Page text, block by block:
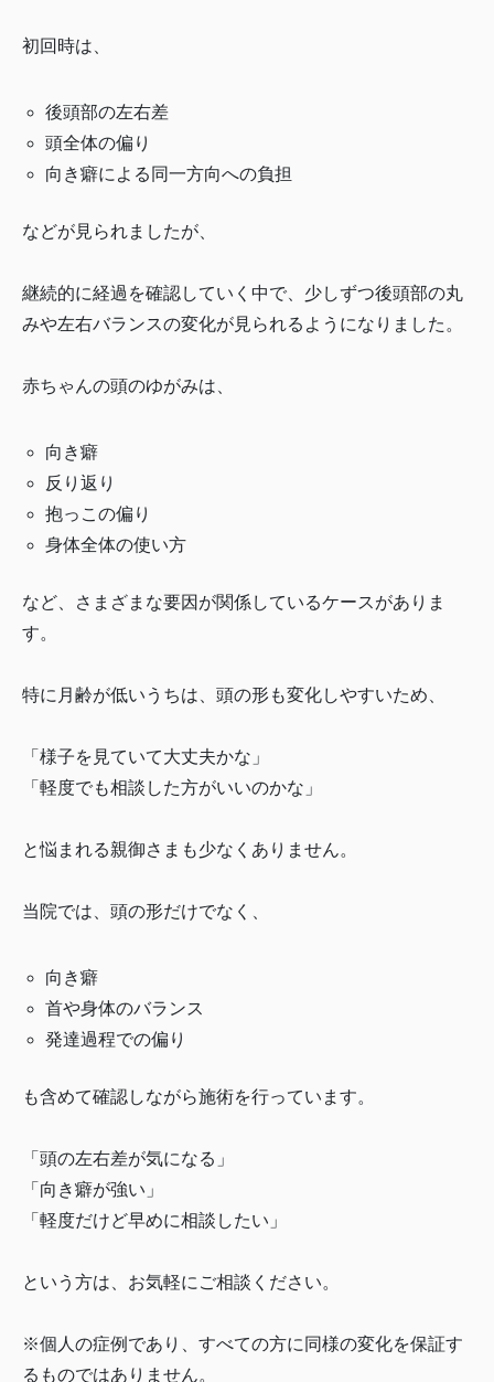
初回時は、
後頭部の左右差
頭全体の偏り
向き癖による同一方向への負担
などが見られましたが、
継続的に経過を確認していく中で、少しずつ後頭部の丸
みや左右バランスの変化が見られるようになりました。
赤ちゃんの頭のゆがみは、
向き癖
反り返り
抱っこの偏り
身体全体の使い方
など、さまざまな要因が関係しているケースがありま
す。
特に月齢が低いうちは、頭の形も変化しやすいため、
「様子を見ていて大丈夫かな」
「軽度でも相談した方がいいのかな」
と悩まれる親御さまも少なくありません。
当院では、頭の形だけでなく、
向き癖
首や身体のバランス
発達過程での偏り
も含めて確認しながら施術を行っています。
「頭の左右差が気になる」
「向き癖が強い」
「軽度だけど早めに相談したい」
という方は、お気軽にご相談ください。
※個人の症例であり、すべての方に同様の変化を保証す
るものではありません。